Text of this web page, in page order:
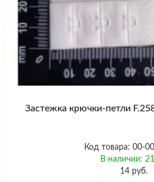
Застежка крючки-петли
Код товара: 00-
В наличии:
14 руб.